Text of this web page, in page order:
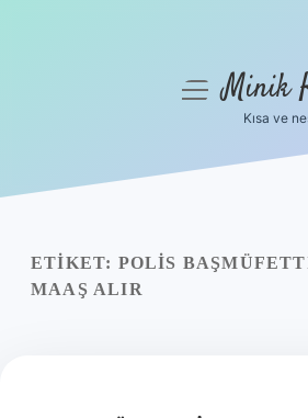
Yasal Uyarı
menüyüMinik
Kısa ve
ETIKET: POLIS
MAAŞ ALIR